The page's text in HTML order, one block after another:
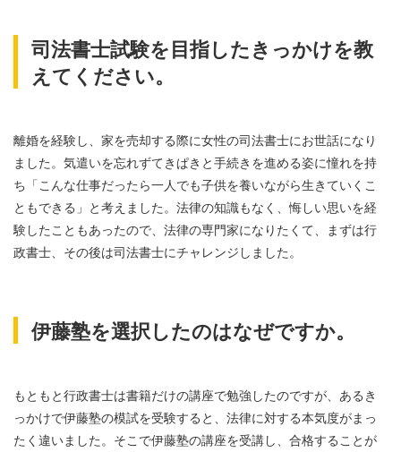
司法書士試験を目指したきっかけを教
えてください。
離婚を経験し、家を売却する際に女性の司法書士にお世話になり
ました。気遣いを忘れずてきぱきと手続きを進める姿に憧れを持
ち「こんな仕事だったら一人でも子供を養いながら生きていくこ
ともできる」と考えました。法律の知識もなく、悔しい思いを経
験したこともあったので、法律の専門家になりたくて、まずは行
政書士、その後は司法書士にチャレンジしました。
伊藤塾を選択したのはなぜですか。
もともと行政書士は書籍だけの講座で勉強したのですが、あるき
っかけで伊藤塾の模試を受験すると、法律に対する本気度がまっ
たく違いました。そこで伊藤塾の講座を受講し、合格することが